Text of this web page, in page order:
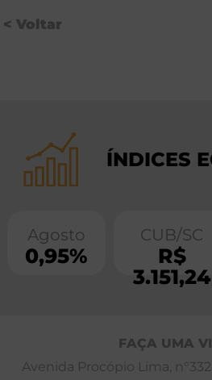
< Voltar
ÍNDICES
Agosto
0,95%
CUB/SC
R$
3.151,24
FAÇA UMA
Avenida Procópio Lima, n°332